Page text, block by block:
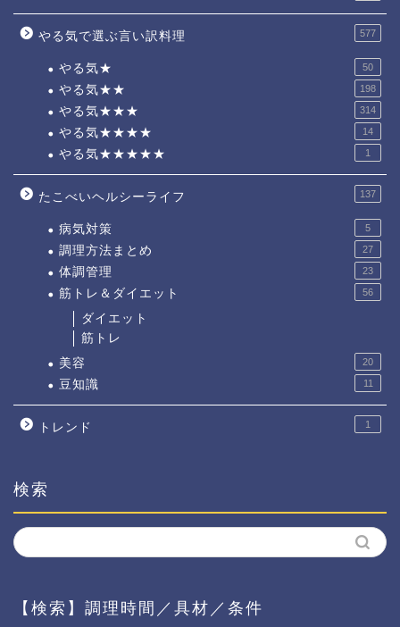
やる気で選ぶ言い訳料理 577
やる気★ 50
やる気★★ 198
やる気★★★ 314
やる気★★★★ 14
やる気★★★★★ 1
たこべいヘルシーライフ 137
病気対策 5
調理方法まとめ 27
体調管理 23
筋トレ＆ダイエット 56
ダイエット
筋トレ
美容
20
豆知識 11
トレンド 1
検索
【検索】調理時間／具材／条件